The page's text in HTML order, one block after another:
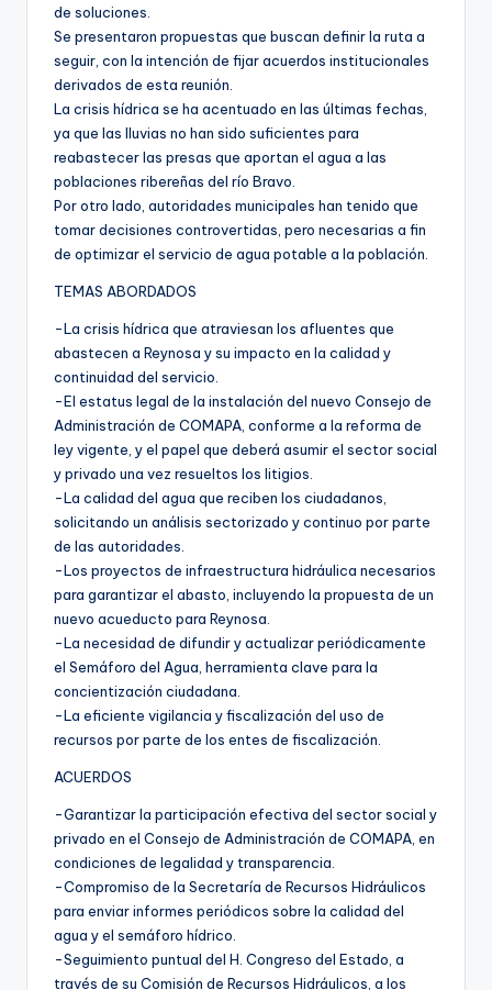
de soluciones.
Se presentaron propuestas que buscan definir la ruta a
seguir, con la intención de fijar acuerdos institucionales
derivados de esta reunión.
La crisis hídrica se ha acentuado en las últimas fechas,
ya que las lluvias no han sido suficientes para
reabastecer las presas que aportan el agua a las
poblaciones ribereñas del río Bravo.
Por otro lado, autoridades municipales han tenido que
tomar decisiones controvertidas, pero necesarias a fin
de optimizar el servicio de agua potable a la población.
TEMAS ABORDADOS
-La crisis hídrica que atraviesan los afluentes que
abastecen a Reynosa y su impacto en la calidad y
continuidad del servicio.
-El estatus legal de la instalación del nuevo Consejo de
Administración de COMAPA, conforme a la reforma de
ley vigente, y el papel que deberá asumir el sector social
y privado una vez resueltos los litigios.
-La calidad del agua que reciben los ciudadanos,
solicitando un análisis sectorizado y continuo por parte
de las autoridades.
-Los proyectos de infraestructura hidráulica necesarios
para garantizar el abasto, incluyendo la propuesta de un
nuevo acueducto para Reynosa.
-La necesidad de difundir y actualizar periódicamente
el Semáforo del Agua, herramienta clave para la
concientización ciudadana.
-La eficiente vigilancia y fiscalización del uso de
recursos por parte de los entes de fiscalización.
ACUERDOS
-Garantizar la participación efectiva del sector social y
privado en el Consejo de Administración de COMAPA, en
condiciones de legalidad y transparencia.
-Compromiso de la Secretaría de Recursos Hidráulicos
para enviar informes periódicos sobre la calidad del
agua y el semáforo hídrico.
-Seguimiento puntual del H. Congreso del Estado, a
través de su Comisión de Recursos Hidráulicos, a los